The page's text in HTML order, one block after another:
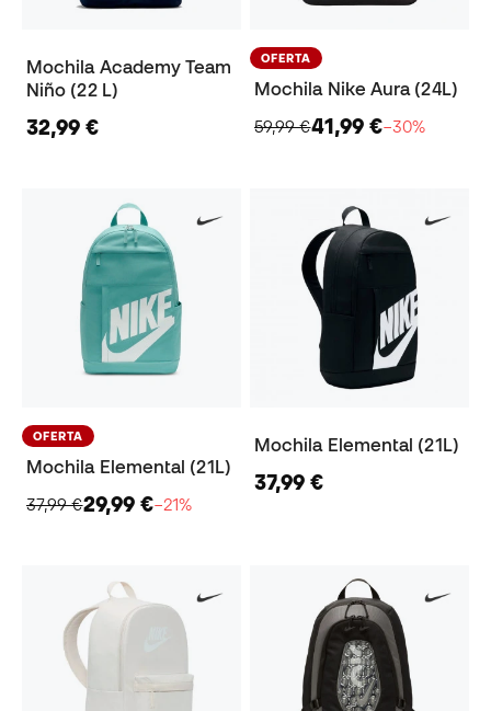
Mochila Academy Team
Niño (22 L)
32,99 €
OFERTA
Mochila Nike Aura (24L)
59,99 €41,99 €−30%
OFERTA
Mochila Elemental (21L)
37,99 €29,99 €−21%
Mochila Elemental (21L)
37,99 €